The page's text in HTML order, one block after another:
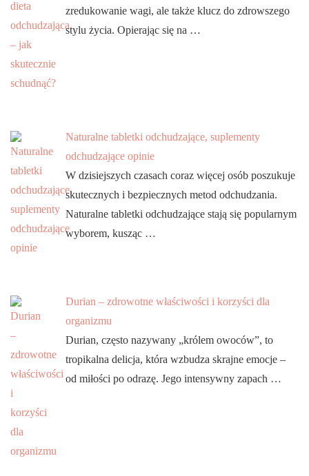
zredukowanie wagi, ale także klucz do zdrowszego
stylu życia. Opierając się na …
Naturalne tabletki odchudzające, suplementy
odchudzające opinie
W dzisiejszych czasach coraz więcej osób poszukuje
skutecznych i bezpiecznych metod odchudzania.
Naturalne tabletki odchudzające stają się popularnym
wyborem, kusząc …
Durian – zdrowotne właściwości i korzyści dla
organizmu
Durian, często nazywany „królem owoców”, to
tropikalna delicja, która wzbudza skrajne emocje –
od miłości po odrazę. Jego intensywny zapach …